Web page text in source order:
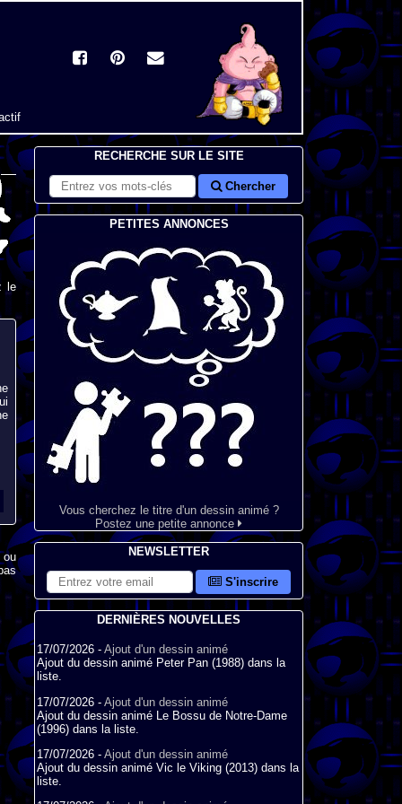
le
ou
RECHERCHE SUR LE SITE
Chercher
PETITES ANNONCES
Vous cherchez le titre d'un dessin animé ?
Postez une petite annonce
NEWSLETTER
S'inscrire
DERNIÈRES NOUVELLES
17/07/2026 - Ajout d'un dessin animé
Ajout du dessin animé Peter Pan (1988) dans la
liste.
17/07/2026 - Ajout d'un dessin animé
Ajout du dessin animé Le Bossu de Notre-Dame
(1996) dans la liste.
17/07/2026 - Ajout d'un dessin animé
Ajout du dessin animé Vic le Viking (2013) dans la
liste.